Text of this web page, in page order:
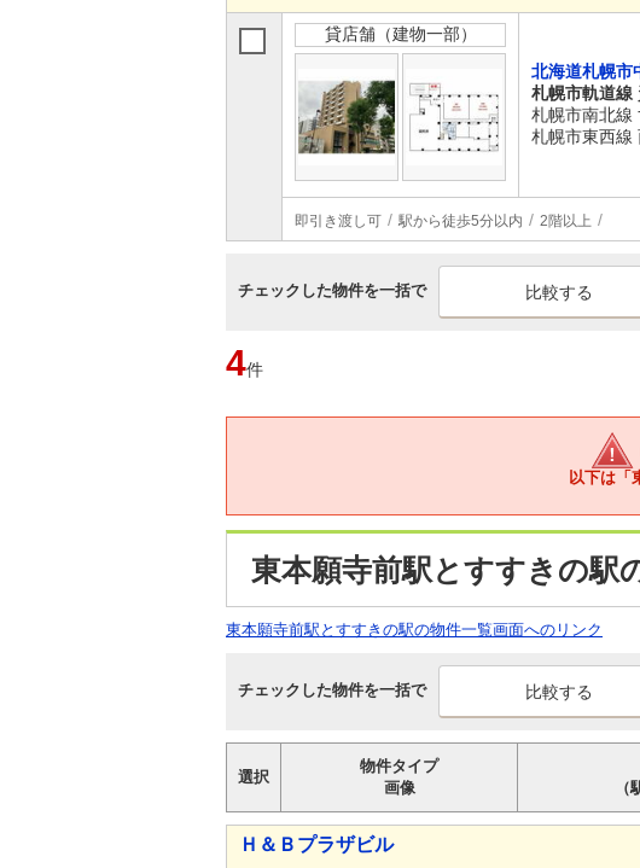
貸店舗（建物一部）
北海道札幌市
札幌市軌道線
札幌市南北線
札幌市東西線
即引き渡し可 駅から徒歩5分以内 2階以上
チェックした物件を一括で
4件
以下は「
東本願寺前駅とすすきの駅
東本願寺前駅とすすきの駅の物件一覧画面へのリンク
チェックした物件を一括で
選択
物件タイプ
画像
（
Ｈ＆Ｂプラザビル